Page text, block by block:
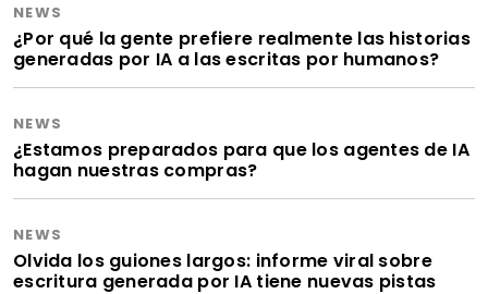
NEWS
¿Por qué la gente prefiere realmente las historias
generadas por IA a las escritas por humanos?
NEWS
¿Estamos preparados para que los agentes de IA
hagan nuestras compras?
NEWS
Olvida los guiones largos: informe viral sobre
escritura generada por IA tiene nuevas pistas